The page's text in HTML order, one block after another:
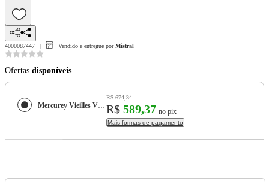
4000087447 Vendido e entregue por Mistral
Ofertas disponíveis
Mercurey Vieilles Vignes 2022 (Faiveley) 750ml
R$ 674,34
R$ 589,37 no pix
Mais formas de pagamento